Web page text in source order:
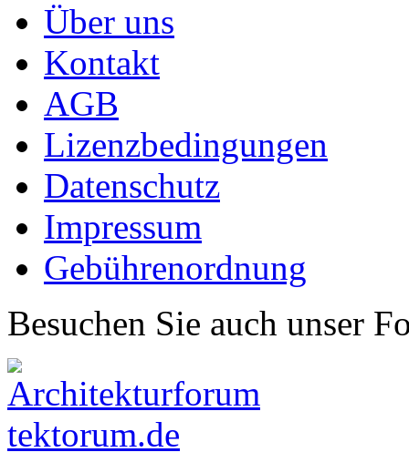
Über uns
Kontakt
AGB
Lizenzbedingungen
Datenschutz
Impressum
Gebührenordnung
Besuchen Sie auch unser